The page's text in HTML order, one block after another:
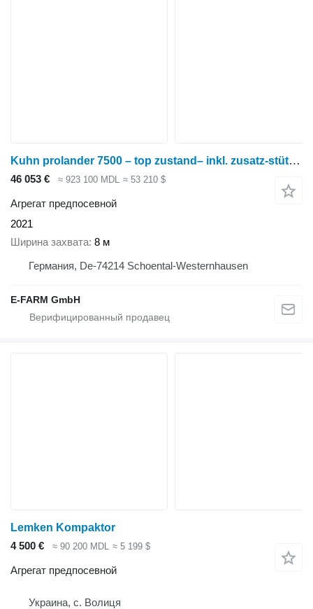
Kuhn prolander 7500 – top zustand– inkl. zusatz-stützrad im kundenauf
46 053 € ≈ 923 100 MDL ≈ 53 210 $
Агрегат предпосевной
2021
Ширина захвата 8 м
Германия, De-74214 Schoental-Westernhausen
E-FARM GmbH
Lemken Kompaktor
4 500 €
≈ 90 200 MDL ≈ 5 199 $
Агрегат предпосевной
Украина, с. Волиця